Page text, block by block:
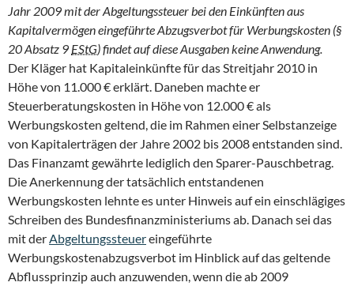
Jahr 2009 mit der Abgeltungssteuer bei den Einkünften aus
Kapitalvermögen eingeführte Abzugsverbot für Werbungskosten (§
20 Absatz 9 EStG) findet auf diese Ausgaben keine Anwendung.
Der Kläger hat Kapitaleinkünfte für das Streitjahr 2010 in
Höhe von 11.000 € erklärt. Daneben machte er
Steuerberatungskosten in Höhe von 12.000 € als
Werbungskosten geltend, die im Rahmen einer Selbstanzeige
von Kapitalerträgen der Jahre 2002 bis 2008 entstanden sind.
Das Finanzamt gewährte lediglich den Sparer-Pauschbetrag.
Die Anerkennung der tatsächlich entstandenen
Werbungskosten lehnte es unter Hinweis auf ein einschlägiges
Schreiben des Bundesfinanzministeriums ab. Danach sei das
mit der Abgeltungssteuereingeführte
Werbungskostenabzugsverbot im Hinblick auf das geltende
Abflussprinzip auch anzuwenden, wenn die ab 2009